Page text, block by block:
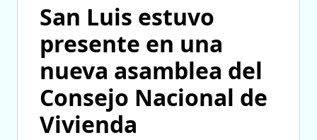
San Luis estuvo
presente en una
nueva asamblea del
Consejo Nacional de
Vivienda